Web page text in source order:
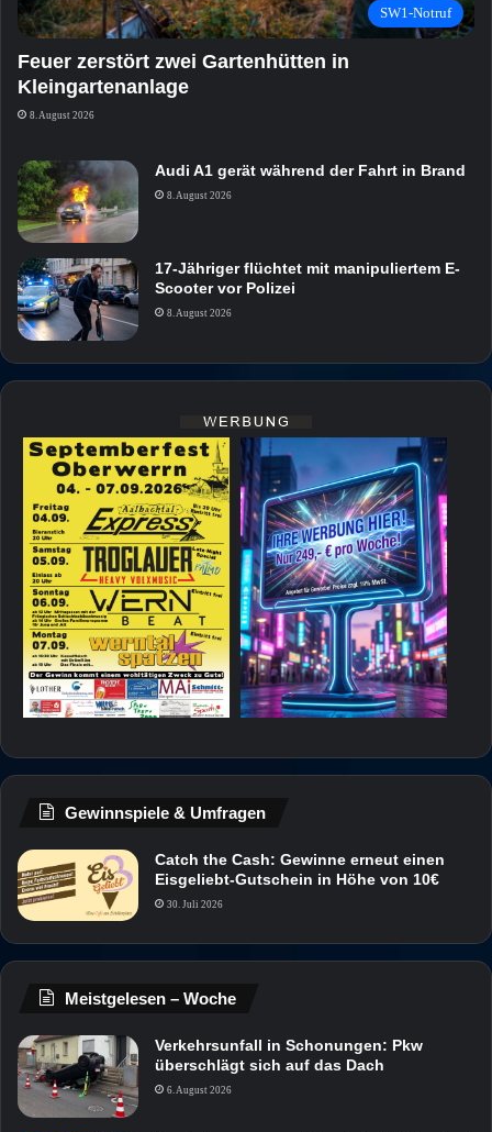
SW1-Notruf
Feuer zerstört zwei Gartenhütten in
Kleingartenanlage
8. August 2026
Audi A1 gerät während der Fahrt in Brand
8. August 2026
17-Jähriger flüchtet mit manipuliertem E-
Scooter vor Polizei
8. August 2026
Gewinnspiele & Umfragen
Catch the Cash: Gewinne erneut einen
Eisgeliebt-Gutschein in Höhe von 10€
30. Juli 2026
Meistgelesen – Woche
Verkehrsunfall in Schonungen: Pkw
überschlägt sich auf das Dach
6. August 2026